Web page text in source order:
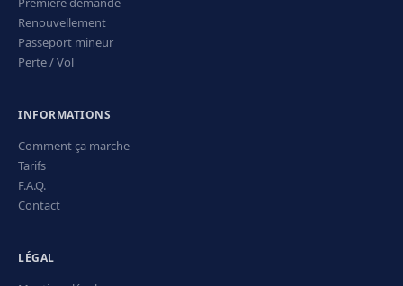
Renouvellement
Passeport mineur
Perte / Vol
INFORMATIONS
Comment ça marche
Tarifs
F.A.Q.
Contact
LÉGAL